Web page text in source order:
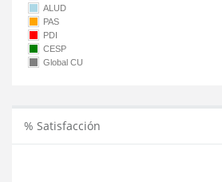
ALUD
PAS
PDI
CESP
Global CU
% Satisfacción